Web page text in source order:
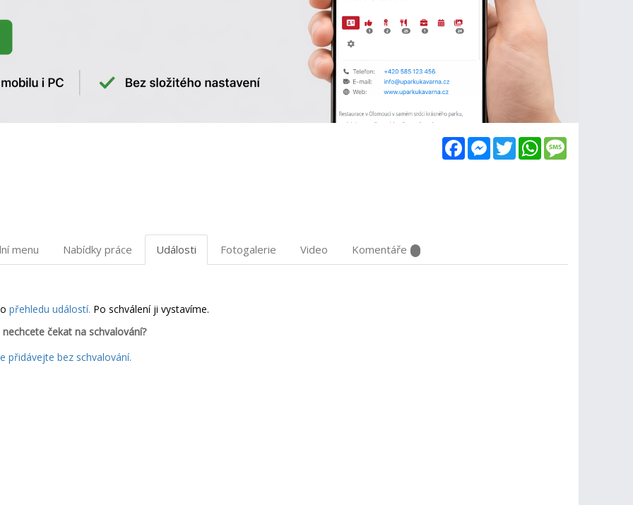
FacebookMessenger
TwitterWhatsApp
menu Nabídky práce Události Fotogalerie Video Komentáře
přehledu událostí. Po schválení ji vystavíme.
čekat na schvalování?
přidávejte bez schvalování.